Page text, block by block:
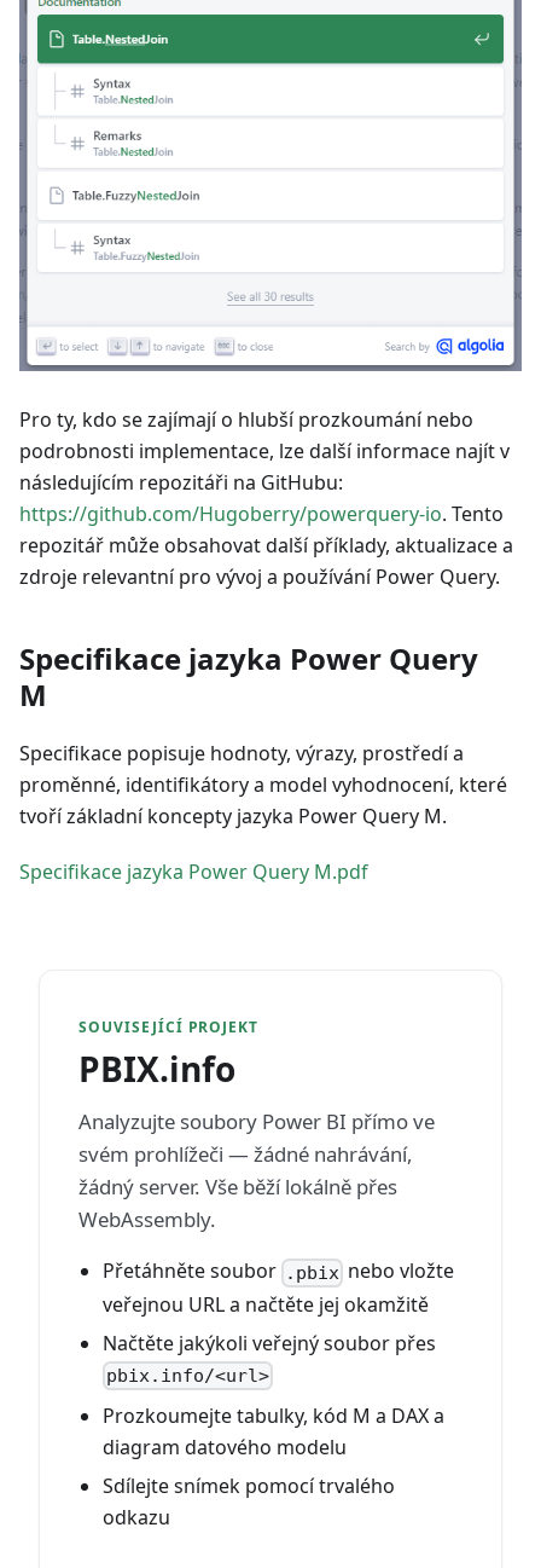
Pro ty, kdo se zajímají o hlubší prozkoumání nebo
podrobnosti implementace, lze další informace najít v
následujícím repozitáři na GitHubu:
https://github.com/Hugoberry/powerquery-io. Tento
repozitář může obsahovat další příklady, aktualizace a
zdroje relevantní pro vývoj a používání Power Query.
Specifikace jazyka Power Query
M
Specifikace popisuje hodnoty, výrazy, prostředí a
proměnné, identifikátory a model vyhodnocení, které
tvoří základní koncepty jazyka Power Query M.
Specifikace jazyka Power Query M.pdf
SOUVISEJÍCÍ PROJEKT
PBIX.info
Analyzujte soubory Power BI přímo ve
svém prohlížeči — žádné nahrávání,
žádný server. Vše běží lokálně přes
WebAssembly.
Přetáhněte soubor .pbix nebo vložte
veřejnou URL a načtěte jej okamžitě
Načtěte jakýkoli veřejný soubor přes
pbix.info/<url>
Prozkoumejte tabulky, kód M a DAX a
diagram datového modelu
Sdílejte snímek pomocí trvalého
odkazu